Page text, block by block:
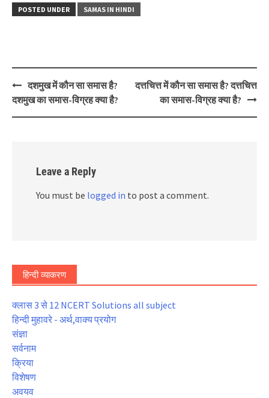
POSTED UNDER SAMAS IN HINDI
Post
navigation
दशमुख में कौन सा समास है?
दशमुख का समास-विग्रह क्या है?
दत्तचित्त में कौन सा समास है? दत्तचित्त
का समास-विग्रह क्या है?
Leave a Reply
You must be logged in to post a comment.
हिन्दी व्याकरण
क्लास 3 से 12 NCERT Solutions all subject
हिन्दी मुहावरे - अर्थ,वाक्य प्रयोग
संज्ञा
सर्वनाम
क्रिया
विशेषण
अवयव